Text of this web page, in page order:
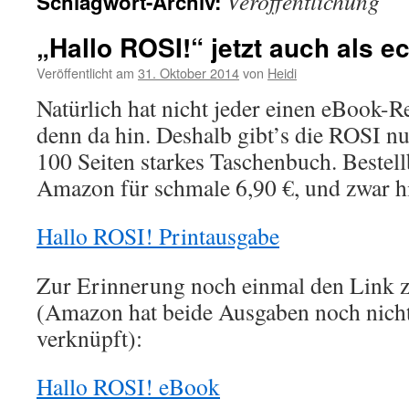
„Hallo ROSI!“ jetzt auch als
Veröffentlicht am 31. Oktober 2014von Heidi
Natürlich hat nicht jeder einen eBook-
denn da hin. Deshalb gibt’s die ROSI
100 Seiten starkes Taschenbuch.
Amazon für schmale 6,90 €, und zwar
Hallo ROSI! Printausgabe
Zur Erinnerung noch einmal den Link
(Amazon hat beide Ausgaben noch
verknüpft):
Hallo ROSI! eBook